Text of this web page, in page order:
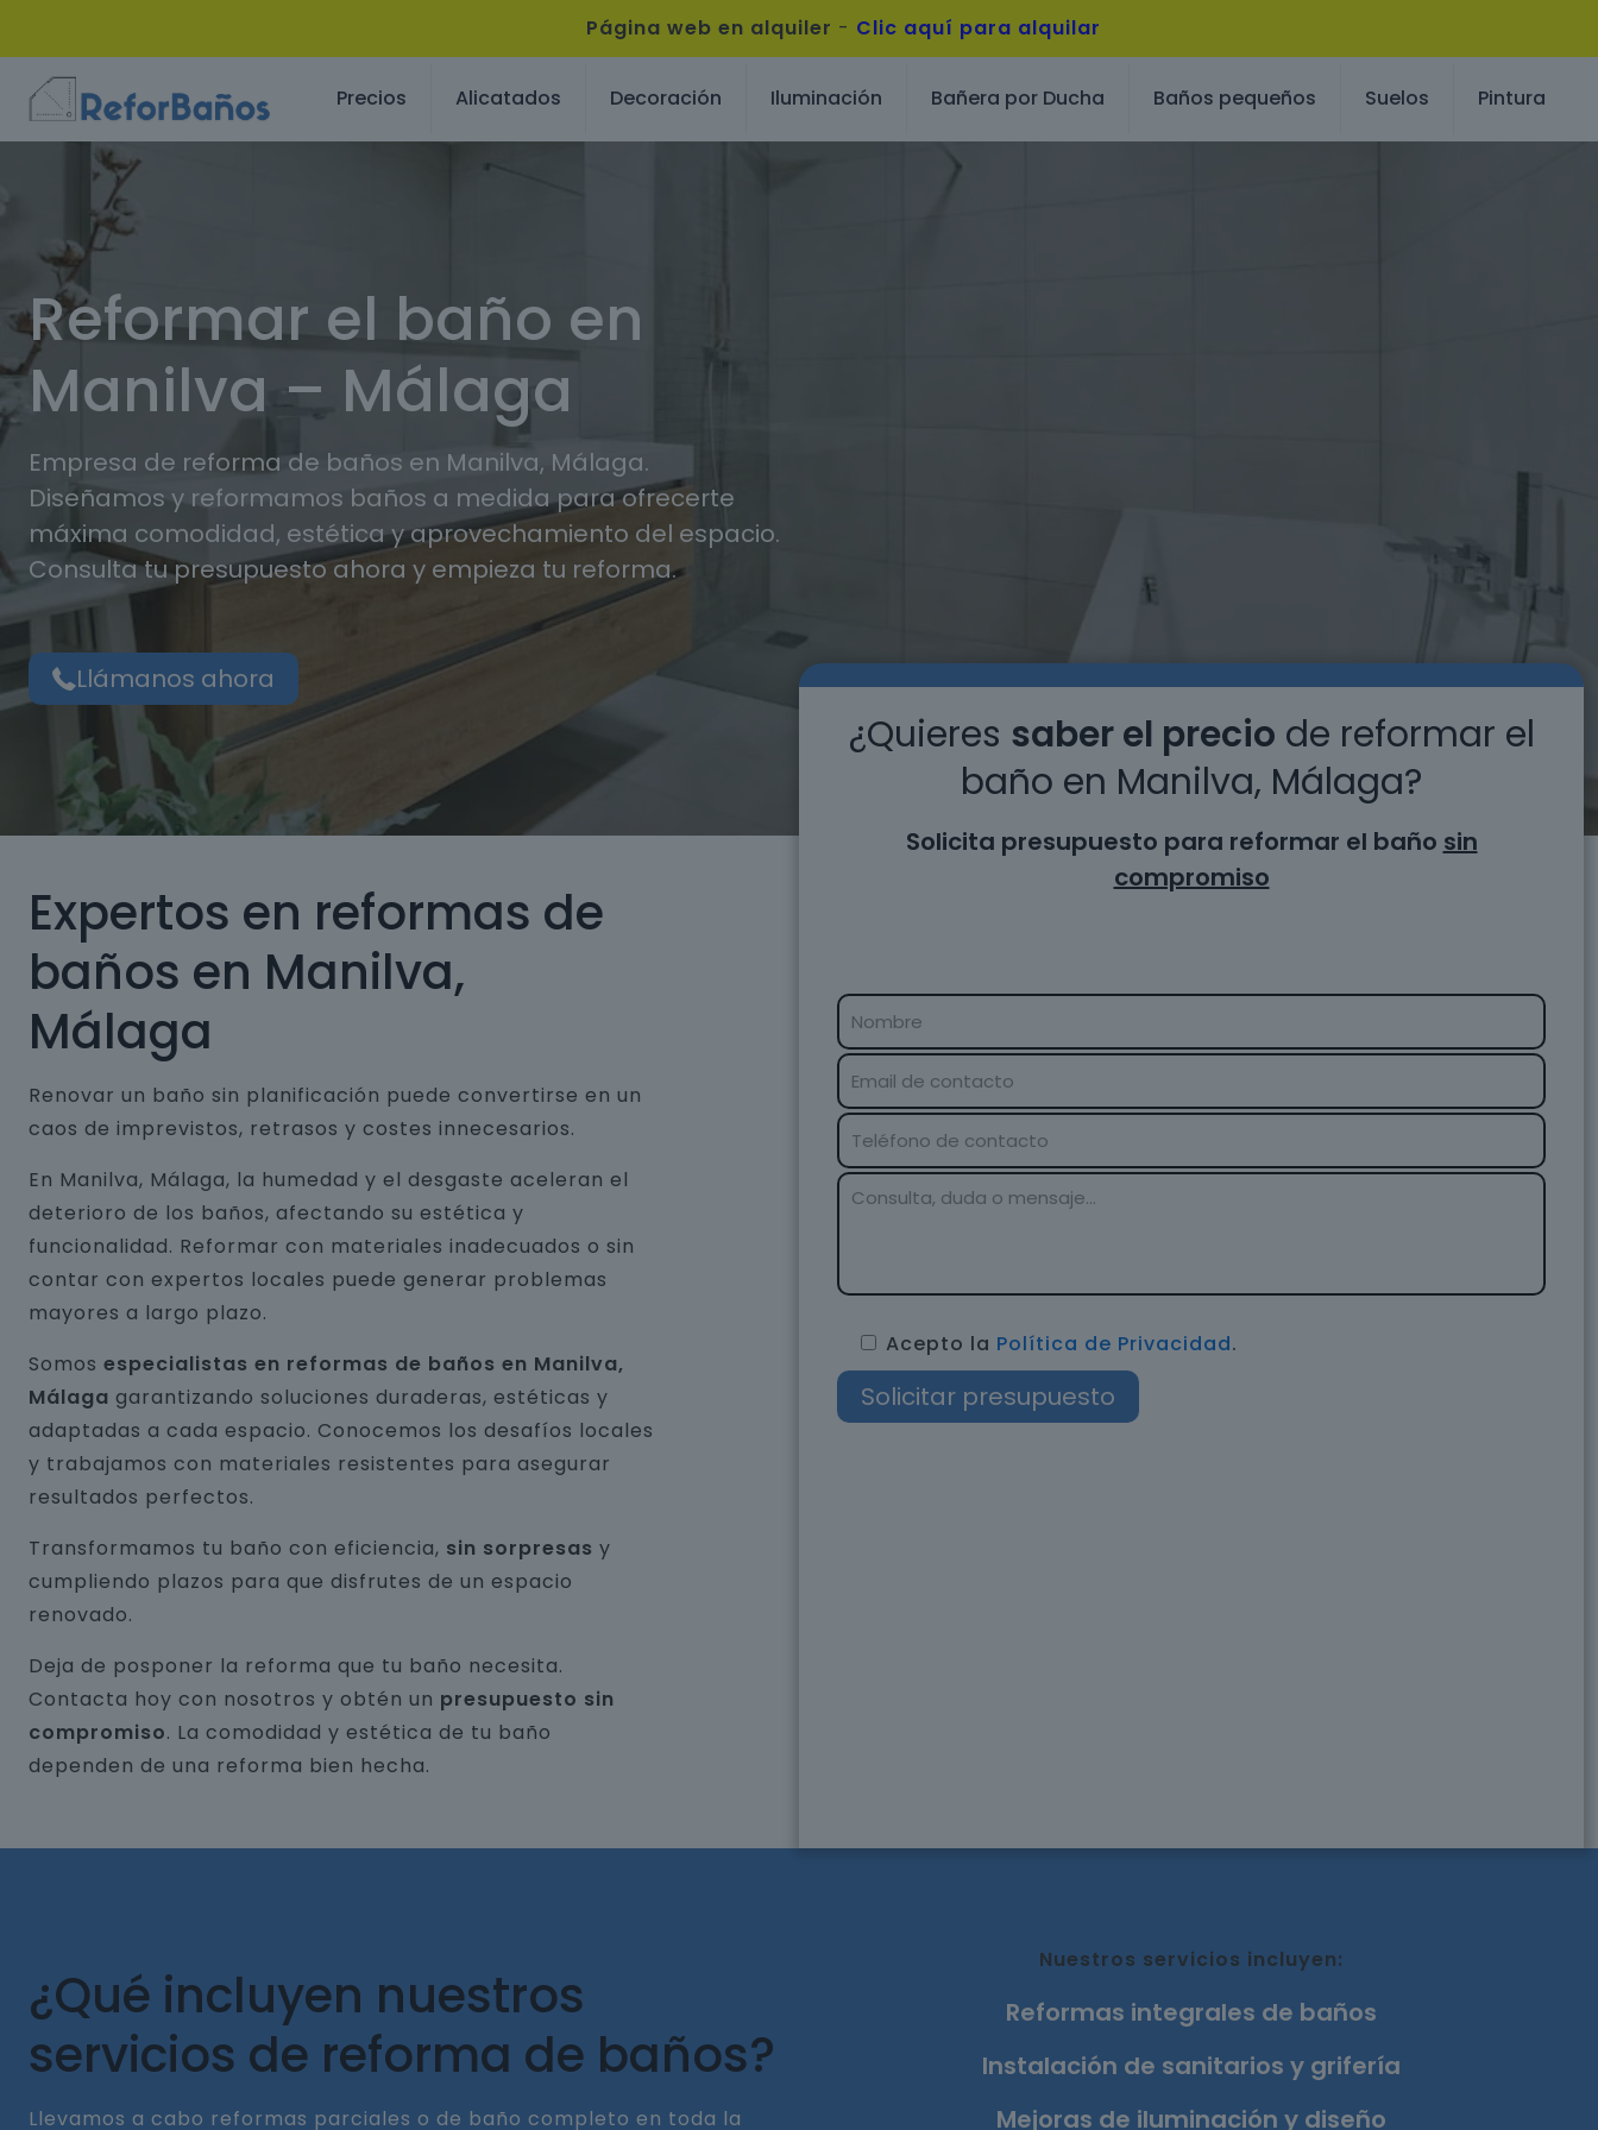
Página web en alquiler - Clic aquí para alquilar
Precios Alicatados Decoración Iluminación Bañera por Ducha Baños pequeños Suelos Pintura
Reformar el baño en
Manilva – Málaga
Empresa de reforma de baños en Manilva, Málaga.
Diseñamos y reformamos baños a medida para ofrecerte
máxima comodidad, estética y aprovechamiento del espacio.
Consulta tu presupuesto ahora y empieza tu reforma.
Llámanos ahora
Expertos en reformas de
baños en Manilva,
Málaga
Renovar un baño sin planificación puede convertirse en un
caos de imprevistos, retrasos y costes innecesarios.
En Manilva, Málaga, la humedad y el desgaste aceleran el
deterioro de los baños, afectando su estética y
funcionalidad. Reformar con materiales inadecuados o sin
contar con expertos locales puede generar problemas
mayores a largo plazo.
Somos especialistas en reformas de baños en Manilva,
Málaga garantizando soluciones duraderas, estéticas y
adaptadas a cada espacio. Conocemos los desafíos locales
y trabajamos con materiales resistentes para asegurar
resultados perfectos.
Transformamos tu baño con eficiencia, sin sorpresas y
cumpliendo plazos para que disfrutes de un espacio
renovado.
Deja de posponer la reforma que tu baño necesita.
Contacta hoy con nosotros y obtén un presupuesto sin
compromiso. La comodidad y estética de tu baño
dependen de una reforma bien hecha.
¿Quieres saber el precio de reformar el
baño en Manilva, Málaga?
Solicita presupuesto para reformar el baño sin
compromiso
Acepto la Política de Privacidad.
¿Qué incluyen nuestros
servicios de reforma de baños?
Llevamos a cabo reformas parciales o de baño completo en toda la
Nuestros servicios incluyen:
Reformas integrales de baños
Instalación de sanitarios y grifería
Mejoras de iluminación y diseño